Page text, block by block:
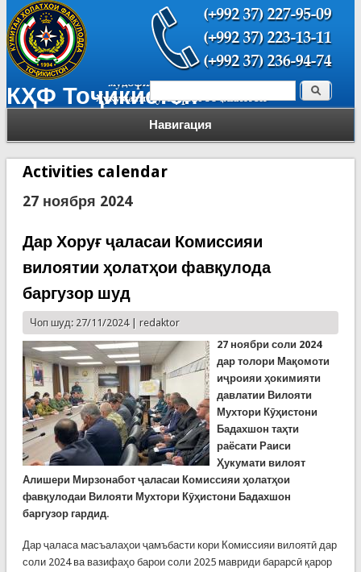
КҲФ Тоҷикистон
Навигация
Форма поиска Поиск
Activities calendar
27 ноября 2024
Дар Хоруғ ҷаласаи Комиссияи
вилоятии ҳолатҳои фавқулода
баргузор шуд
Чоп шуд: 27/11/2024 | redaktor
27 ноябри соли 2024
дар толори Мақомоти
иҷроияи ҳокимияти
давлатии Вилояти
Мухтори Кӯҳистони
Бадахшон таҳти
раёсати Раиси
Ҳукумати вилоят
Алишери Мирзонабот ҷаласаи Комиссияи ҳолатҳои
фавқулодаи Вилояти Мухтори Кӯҳистони Бадахшон
баргузор гардид.
Дар ҷаласа масъалаҳои ҷамъбасти кори Комиссияи вилоятӣ дар
соли 2024 ва вазифаҳо барои соли 2025 мавриди барарсӣ қарор